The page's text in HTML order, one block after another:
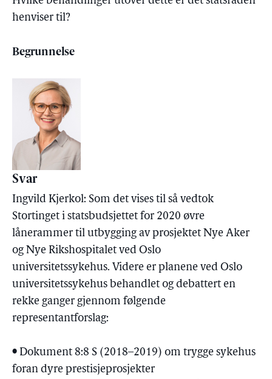
henviser til?
Begrunnelse
Svar
Ingvild Kjerkol: Som det vises til så vedtok
Stortinget i statsbudsjettet for 2020 øvre
lånerammer til utbygging av prosjektet Nye Aker
og Nye Rikshospitalet ved Oslo
universitetssykehus. Videre er planene ved Oslo
universitetssykehus behandlet og debattert en
rekke ganger gjennom følgende
representantforslag:
• Dokument 8:8 S (2018–2019) om trygge sykehus
foran dyre prestisjeprosjekter